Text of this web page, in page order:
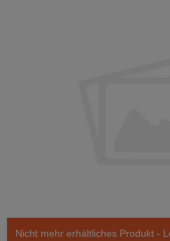
Nicht mehr erhältliches Produkt -